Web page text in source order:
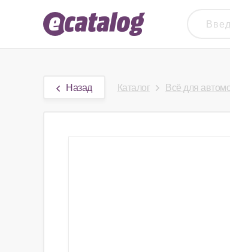
Назад Каталог Всё для